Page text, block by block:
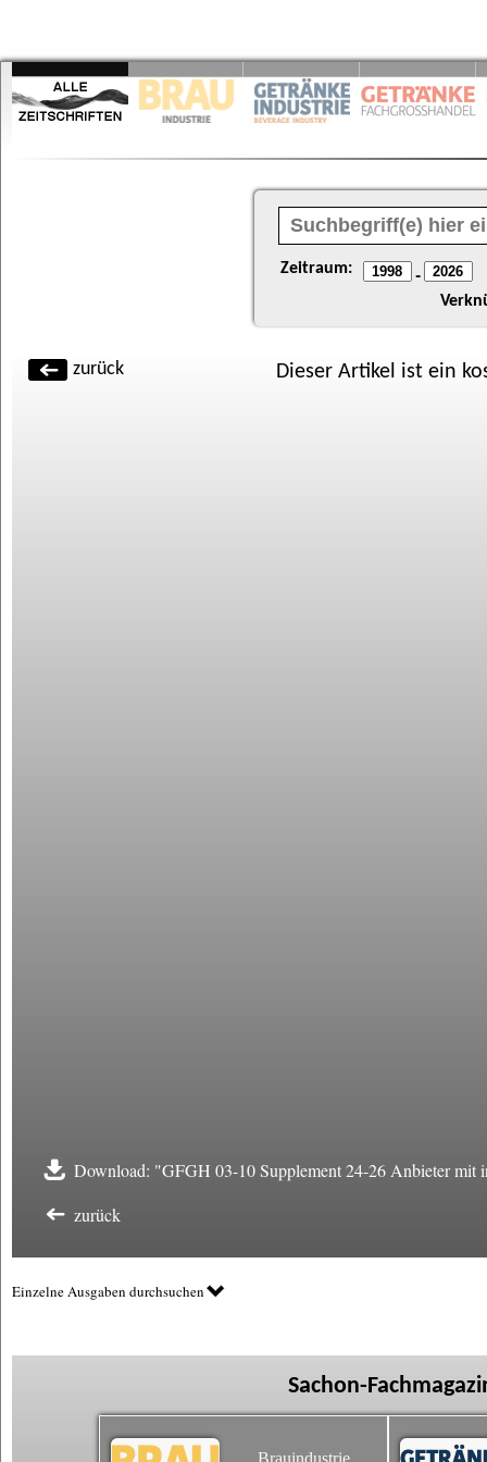
Zeitraum: -
zurück Dieser Artikel ist ein
Download: "GFGH 03-10 Supplement 24-26 Anbieter mit
zurück
Einzelne Ausgaben durchsuchen
Sachon-
Brauindustrie